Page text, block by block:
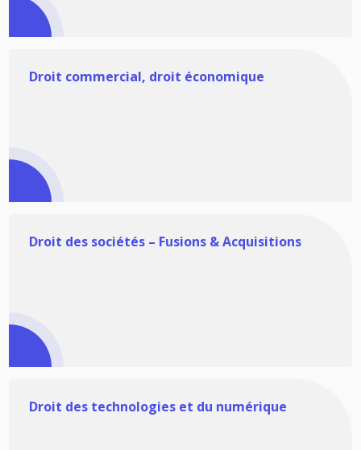
Droit commercial, droit économique
Droit des sociétés – Fusions & Acquisitions
Droit des technologies et du numérique